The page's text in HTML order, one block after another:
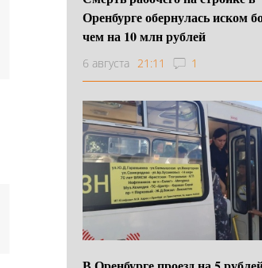
Оренбурге обернулась иском
чем на 10 млн рублей
6 августа 21:11 1